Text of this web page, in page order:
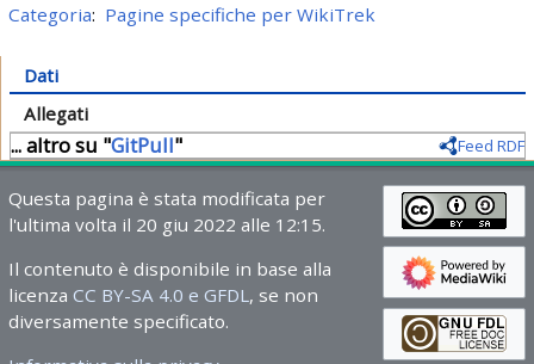
Categoria: Pagine specifiche per WikiTrek
Dati
Allegati
... altro su "GitPull" Feed RDF
Questa pagina è stata modificata per
l'ultima volta il 20 giu 2022 alle 12:15.
Il contenuto è disponibile in base alla
licenza CC BY-SA 4.0 e GFDL , se non
diversamente specificato.